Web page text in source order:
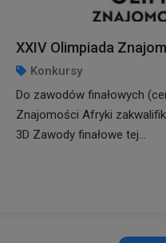
XXIV Olimpiada
Konkursy
Do zawodów finałowych
Znajomości Afryki
3D Zawody finałowe tej...